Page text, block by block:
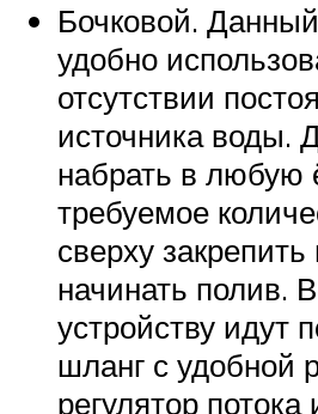
Бочковой.
удобно
отсутствии
источника воды.
набрать в любую
требуемое
сверху
начинать полив.
устройству идут
шланг с удобной
регулятор